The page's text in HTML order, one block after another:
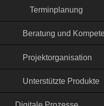
Terminplanung
Beratung und
Projektorganisation
Unterstützte Produkte